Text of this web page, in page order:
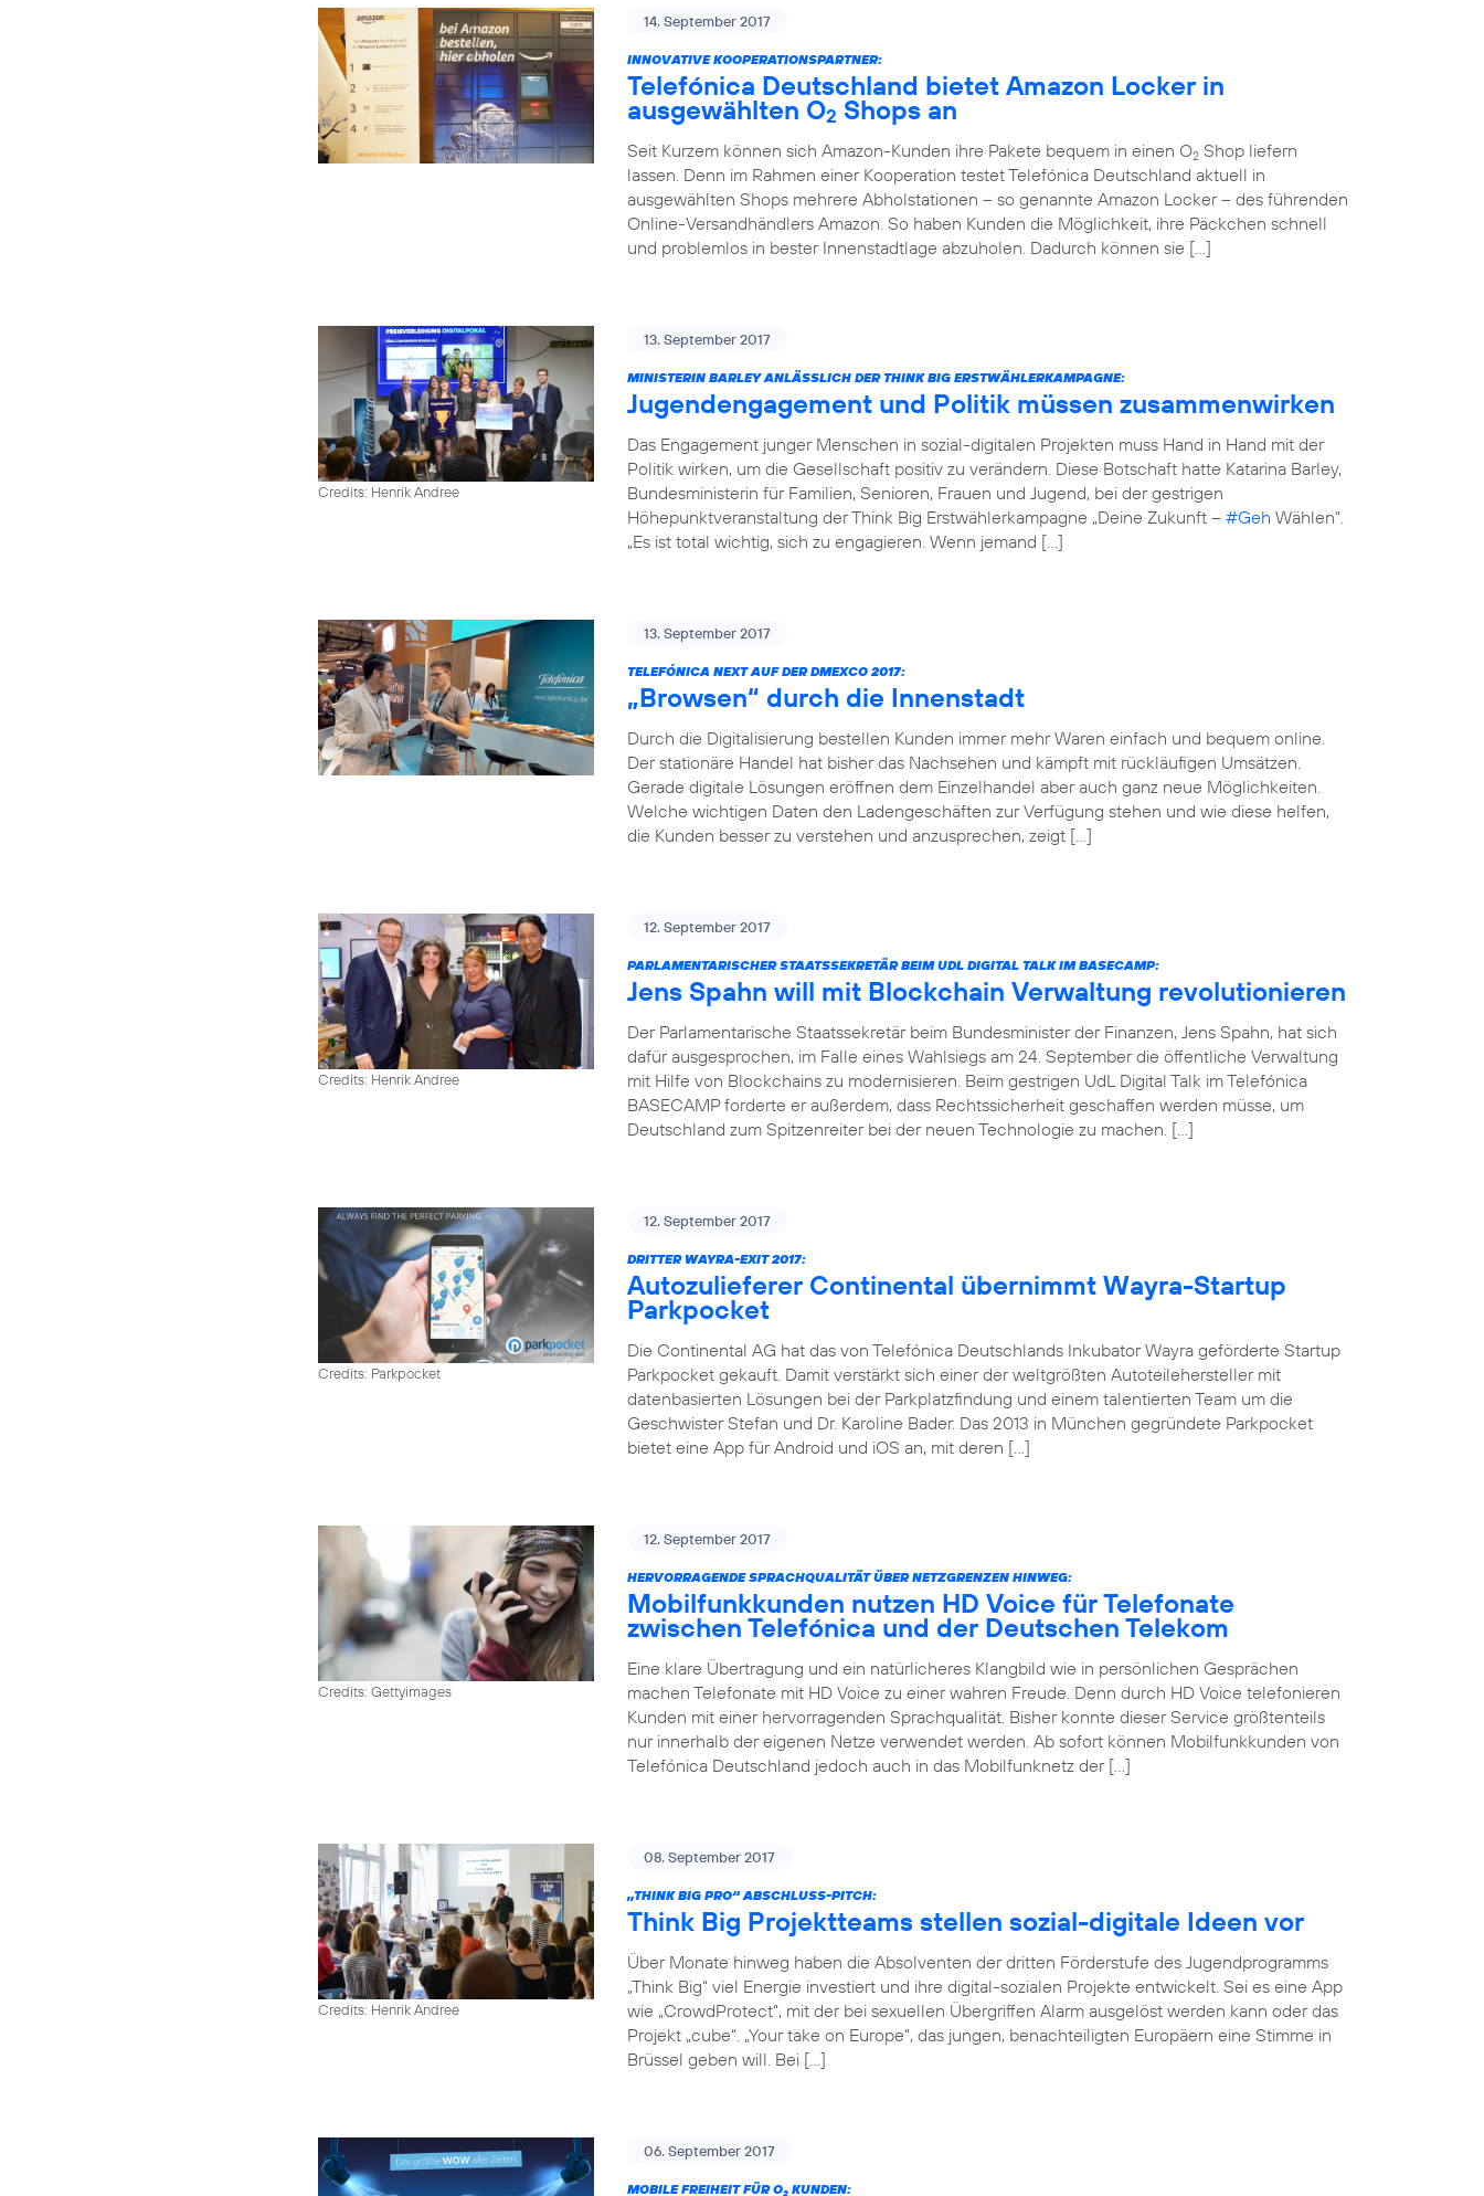
14. September 2017
INNOVATIVE KOOPERATIONSPARTNER:
Telefónica Deutschland bietet Amazon Locker in
ausgewählten O2 Shops an
Seit Kurzem können sich Amazon-Kunden ihre Pakete bequem in einen O2 Shop liefern
lassen. Denn im Rahmen einer Kooperation testet Telefónica Deutschland aktuell in
ausgewählten Shops mehrere Abholstationen – so genannte Amazon Locker – des führenden
Online-Versandhändlers Amazon. So haben Kunden die Möglichkeit, ihre Päckchen schnell
und problemlos in bester Innenstadtlage abzuholen. Dadurch können sie […]
Credits: Henrik Andree
13. September 2017
MINISTERIN BARLEY ANLÄSSLICH DER THINK BIG ERSTWÄHLERKAMPAGNE:
Jugendengagement und Politik müssen zusammenwirken
Das Engagement junger Menschen in sozial-digitalen Projekten muss Hand in Hand mit der
Politik wirken, um die Gesellschaft positiv zu verändern. Diese Botschaft hatte Katarina Barley,
Bundesministerin für Familien, Senioren, Frauen und Jugend, bei der gestrigen
Höhepunktveranstaltung der Think Big Erstwählerkampagne „Deine Zukunft – #Geh Wählen“.
„Es ist total wichtig, sich zu engagieren. Wenn jemand […]
13. September 2017
TELEFÓNICA NEXT AUF DER DMEXCO 2017:
„Browsen“ durch die Innenstadt
Durch die Digitalisierung bestellen Kunden immer mehr Waren einfach und bequem online.
Der stationäre Handel hat bisher das Nachsehen und kämpft mit rückläufigen Umsätzen.
Gerade digitale Lösungen eröffnen dem Einzelhandel aber auch ganz neue Möglichkeiten.
Welche wichtigen Daten den Ladengeschäften zur Verfügung stehen und wie diese helfen,
die Kunden besser zu verstehen und anzusprechen, zeigt […]
Credits: Henrik Andree
12. September 2017
PARLAMENTARISCHER STAATSSEKRETÄR BEIM UDL DIGITAL TALK IM BASECAMP:
Jens Spahn will mit Blockchain Verwaltung revolutionieren
Der Parlamentarische Staatssekretär beim Bundesminister der Finanzen, Jens Spahn, hat sich
dafür ausgesprochen, im Falle eines Wahlsiegs am 24. September die öffentliche Verwaltung
mit Hilfe von Blockchains zu modernisieren. Beim gestrigen UdL Digital Talk im Telefónica
BASECAMP forderte er außerdem, dass Rechtssicherheit geschaffen werden müsse, um
Deutschland zum Spitzenreiter bei der neuen Technologie zu machen. […]
Credits: Parkpocket
12. September 2017
DRITTER WAYRA-EXIT 2017:
Autozulieferer Continental übernimmt Wayra-Startup
Parkpocket
Die Continental AG hat das von Telefónica Deutschlands Inkubator Wayra geförderte Startup
Parkpocket gekauft. Damit verstärkt sich einer der weltgrößten Autoteilehersteller mit
datenbasierten Lösungen bei der Parkplatzfindung und einem talentierten Team um die
Geschwister Stefan und Dr. Karoline Bader. Das 2013 in München gegründete Parkpocket
bietet eine App für Android und iOS an, mit deren […]
Credits: Gettyimages
12. September 2017
HERVORRAGENDE SPRACHQUALITÄT ÜBER NETZGRENZEN HINWEG:
Mobilfunkkunden nutzen HD Voice für Telefonate
zwischen Telefónica und der Deutschen Telekom
Eine klare Übertragung und ein natürlicheres Klangbild wie in persönlichen Gesprächen
machen Telefonate mit HD Voice zu einer wahren Freude. Denn durch HD Voice telefonieren
Kunden mit einer hervorragenden Sprachqualität. Bisher konnte dieser Service größtenteils
nur innerhalb der eigenen Netze verwendet werden. Ab sofort können Mobilfunkkunden von
Telefónica Deutschland jedoch auch in das Mobilfunknetz der […]
Credits: Henrik Andree
08. September 2017
„THINK BIG PRO“ ABSCHLUSS-PITCH:
Think Big Projektteams stellen sozial-digitale Ideen vor
Über Monate hinweg haben die Absolventen der dritten Förderstufe des Jugendprogramms
„Think Big“ viel Energie investiert und ihre digital-sozialen Projekte entwickelt. Sei es eine App
wie „CrowdProtect“, mit der bei sexuellen Übergriffen Alarm ausgelöst werden kann oder das
Projekt „cube“. „Your take on Europe“, das jungen, benachteiligten Europäern eine Stimme in
Brüssel geben will. Bei […]
06. September 2017
MOBILE FREIHEIT FÜR O2 KUNDEN: